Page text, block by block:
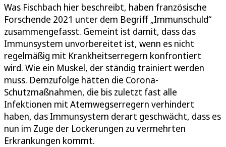
Was Fischbach hier beschreibt, haben französische
Forschende 2021 unter dem Begriff „Immunschuld“
zusammengefasst. Gemeint ist damit, dass das
Immunsystem unvorbereitet ist, wenn es nicht
regelmäßig mit Krankheitserregern konfrontiert
wird. Wie ein Muskel, der ständig trainiert werden
muss. Demzufolge hätten die Corona-
Schutzmaßnahmen, die bis zuletzt fast alle
Infektionen mit Atemwegserregern verhindert
haben, das Immunsystem derart geschwächt, dass es
nun im Zuge der Lockerungen zu vermehrten
Erkrankungen kommt.